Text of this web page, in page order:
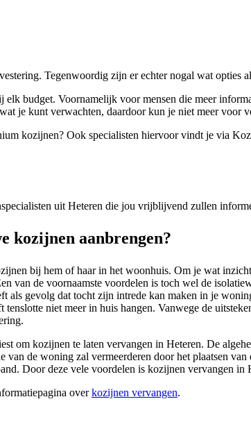
Tegenwoordig zijn er echter nogal wat opties
budget. Voornamelijk voor mensen die meer
je kunt verwachten, daardoor kun je niet meer voor
kozijnen? Ook specialisten hiervoor vindt je via
uit Heteren die jou vrijblijvend zullen
kozijnen aanbrengen?
bij hem of haar in het woonhuis. Om je wat
van de voornaamste voordelen is toch wel de
als gevolg dat tocht zijn intrede kan maken in je
niet meer in huis hangen. Vanwege de
om kozijnen te laten vervangen in Heteren. De
van de woning zal vermeerderen door het plaatsen
Door deze vele voordelen is kozijnen vervangen in
overkozijnen vervangen.